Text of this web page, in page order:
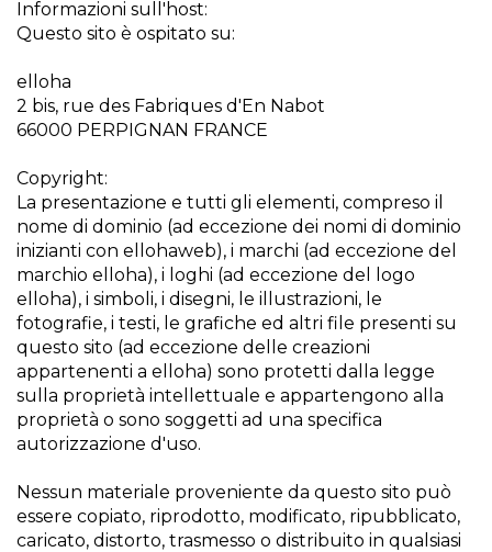
Informazioni sull'host:
Questo sito è ospitato su:
elloha
2 bis, rue des Fabriques d'En Nabot
66000 PERPIGNAN FRANCE
Copyright:
La presentazione e tutti gli elementi, compreso il
nome di dominio (ad eccezione dei nomi di dominio
inizianti con ellohaweb), i marchi (ad eccezione del
marchio elloha), i loghi (ad eccezione del logo
elloha), i simboli, i disegni, le illustrazioni, le
fotografie, i testi, le grafiche ed altri file presenti su
questo sito (ad eccezione delle creazioni
appartenenti a elloha) sono protetti dalla legge
sulla proprietà intellettuale e appartengono alla
proprietà o sono soggetti ad una specifica
autorizzazione d'uso.
Nessun materiale proveniente da questo sito può
essere copiato, riprodotto, modificato, ripubblicato,
caricato, distorto, trasmesso o distribuito in qualsiasi